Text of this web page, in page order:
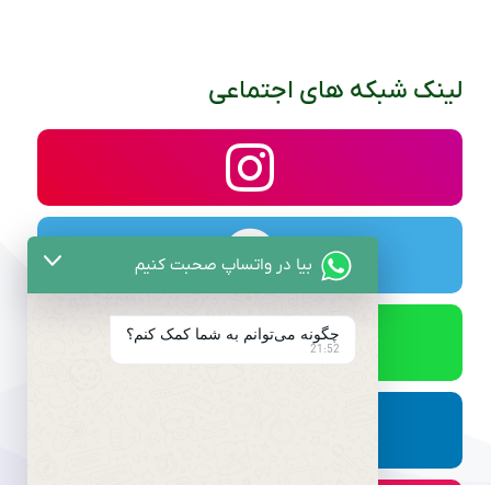
لینک شبکه های اجتماعی
بیا در واتساپ صحبت کنیم
چگونه می‌توانم به شما کمک کنم؟
21:52